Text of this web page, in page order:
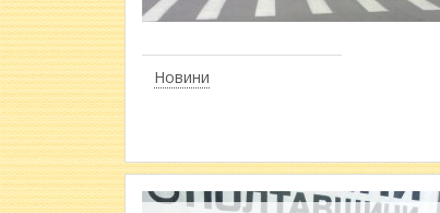
Новини